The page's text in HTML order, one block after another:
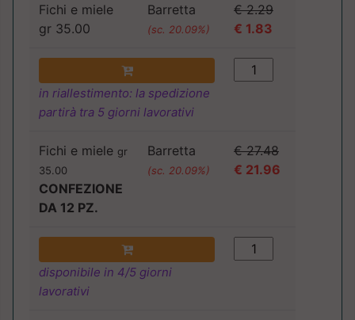
Fichi e miele
gr 35.00
Barretta
(sc. 20.09%)
€ 2.29
€ 1.83
in riallestimento: la spedizione
partirà tra 5 giorni lavorativi
Fichi e miele gr
35.00
CONFEZIONE
DA 12 PZ.
Barretta
(sc. 20.09%)
€ 27.48
€ 21.96
disponibile in 4/5 giorni
lavorativi